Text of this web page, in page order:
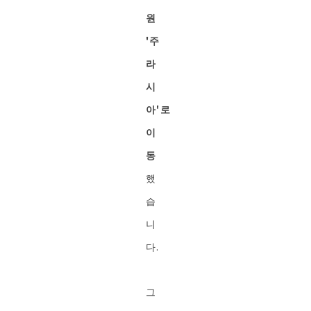
원
'주
라
시
아'로
이
동
했
습
니
다.
그